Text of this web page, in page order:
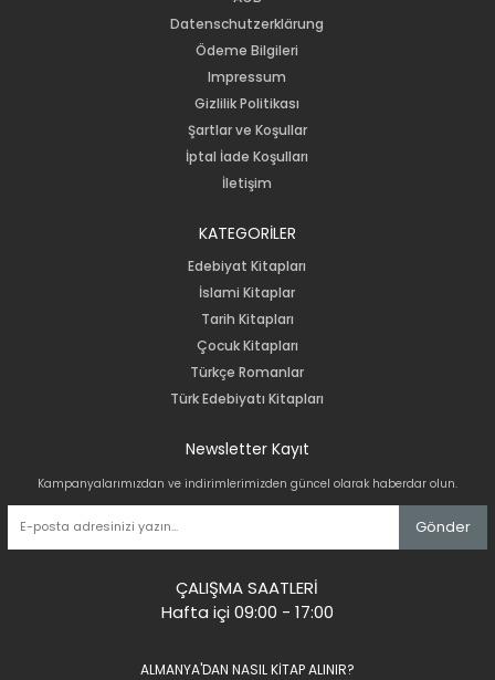
Datenschutzerklärung
Ödeme Bilgileri
Impressum
Gizlilik Politikası
Şartlar ve Koşullar
İptal İade Koşulları
İletişim
KATEGORİLER
Edebiyat Kitapları
İslami Kitaplar
Tarih Kitapları
Çocuk Kitapları
Türkçe Romanlar
Türk Edebiyatı Kitapları
Newsletter Kayıt
Kampanyalarımızdan ve indirimlerimizden güncel olarak haberdar olun.
Gönder
ÇALIŞMA SAATLERİ
Hafta içi 09:00 - 17:00
ALMANYA'DAN NASIL KİTAP ALINIR?